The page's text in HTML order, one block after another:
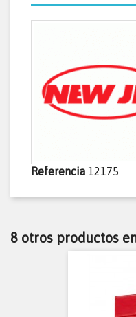
Referencia 12175
8 otros productos